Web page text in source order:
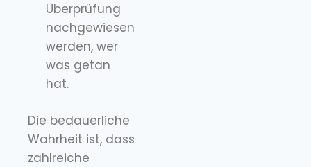
Überprüfung
nachgewiesen
werden, wer
was getan
hat.
Die bedauerliche
Wahrheit ist, dass
zahlreiche